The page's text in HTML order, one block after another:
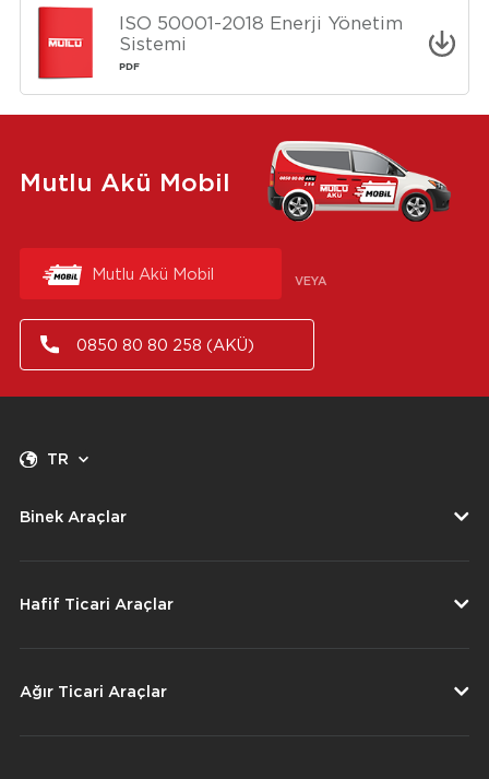
ISO 50001-2018 Enerji Yönetim
Sistemi
PDF
Mutlu Akü Mobil
Mutlu Akü Mobil VEYA
0850 80 80 258 (AKÜ)
TR
Binek Araçlar
Hafif Ticari Araçlar
Ağır Ticari Araçlar